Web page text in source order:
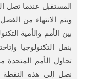
المستقبل عندما تصل
ويتم الانتهاء من
بين الأمم والأمية
بنقل التكنولوجيا
تحاول الأمم المتحدة
نصل إلى هذه النقطة